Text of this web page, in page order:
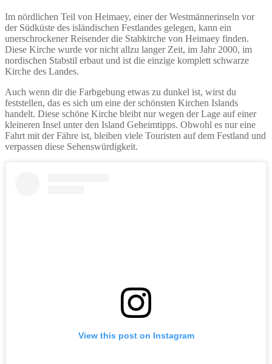
Im nördlichen Teil von Heimaey, einer der Westmännerinseln vor
der Südküste des isländischen Festlandes gelegen, kann ein
unerschrockener Reisender die Stabkirche von Heimaey finden.
Diese Kirche wurde vor nicht allzu langer Zeit, im Jahr 2000, im
nordischen Stabstil erbaut und ist die einzige komplett schwarze
Kirche des Landes.
Auch wenn dir die Farbgebung etwas zu dunkel ist, wirst du
feststellen, das es sich um eine der schönsten Kirchen Islands
handelt. Diese schöne Kirche bleibt nur wegen der Lage auf einer
kleineren Insel unter den Island Geheimtipps. Obwohl es nur eine
Fahrt mit der Fähre ist, bleiben viele Touristen auf dem Festland und
verpassen diese Sehenswürdigkeit.
View this post on Instagram